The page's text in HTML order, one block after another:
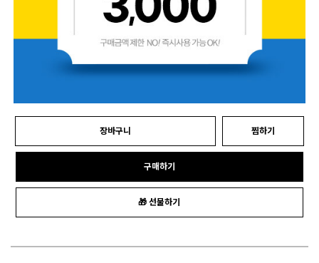
장바구니 찜하기
구매하기
🎁 선물하기